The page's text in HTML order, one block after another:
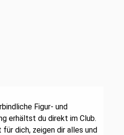
Figur- und
erhältst du direkt im Club.
für dich, zeigen dir alles und